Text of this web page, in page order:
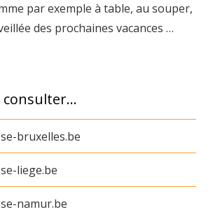
par exemple à table, au souper,
des prochaines vacances …
consulter…
bruxelles.be
liege.be
namur.be